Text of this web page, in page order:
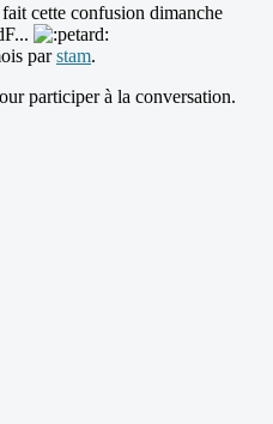
cette confusion dimanche
parstam.
participer à la conversation.